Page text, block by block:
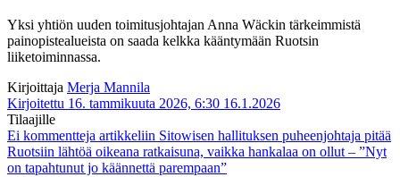
Yksi yhtiön uuden toimitusjohtajan Anna Wäckin tärkeimmistä
painopistealueista on saada kelkka kääntymään Ruotsin
liiketoiminnassa.
Kirjoittaja Merja Mannila
Kirjoitettu 16. tammikuuta 2026, 6:30 16.1.2026
Tilaajille
Ei kommentteja artikkeliin Sitowisen hallituksen puheenjohtaja pitää
Ruotsiin lähtöä oikeana ratkaisuna, vaikka hankalaa on ollut – ”Nyt
on tapahtunut jo käännettä parempaan”